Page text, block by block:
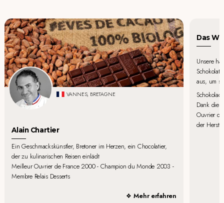
VANNES, BRETAGNE
Alain Chartier
Ein Geschmackskünstler, Bretoner im Herzen, ein Chocolatier,
der zu kulinarischen Reisen einlädt
Meilleur Ouvrier de France 2000 - Champion du Monde 2003 -
Membre Relais Desserts
Mehr erfahren
Das
Unsere
aus, um
Dank
Ouvrier
der